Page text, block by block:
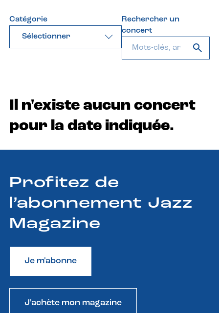
Catégorie
Sélectionner
Rechercher un
concert
Il n'existe aucun concert
pour la date indiquée.
Profitez de
l’abonnement Jazz
Magazine
Je m'abonne
J'achète mon magazine